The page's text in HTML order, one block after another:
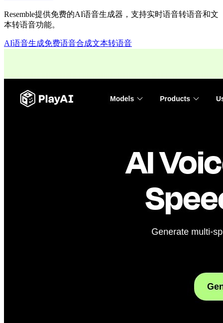
Resemble提供免费的AI语音生成器，支持实时语音转语音和文
本转语音功能。
AI语音生成免费语音合成文本转语音